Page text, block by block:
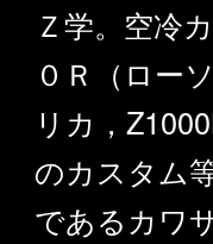
Ｚ学。空冷
０Ｒ（ロー
リカ，
のカスタム
であるカワ